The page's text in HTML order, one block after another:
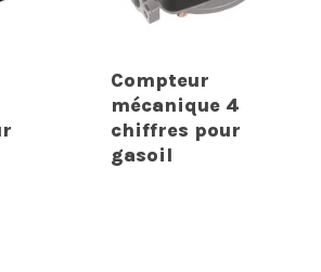
Compteur
mécanique 4
chiffres pour
gasoil